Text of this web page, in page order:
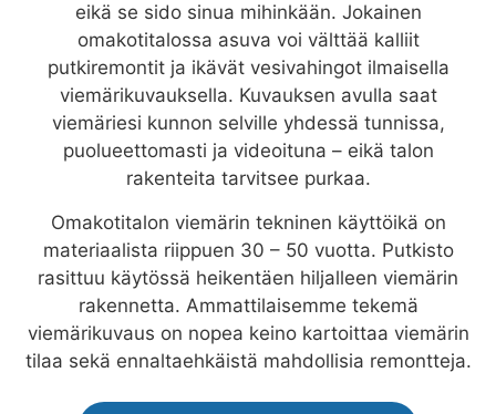
eikä se sido sinua mihinkään. Jokainen
omakotitalossa asuva voi välttää kalliit
putkiremontit ja ikävät vesivahingot ilmaisella
viemärikuvauksella. Kuvauksen avulla saat
viemäriesi kunnon selville yhdessä tunnissa,
puolueettomasti ja videoituna – eikä talon
rakenteita tarvitsee purkaa.
Omakotitalon viemärin tekninen käyttöikä on
materiaalista riippuen 30 – 50 vuotta. Putkisto
rasittuu käytössä heikentäen hiljalleen viemärin
rakennetta. Ammattilaisemme tekemä
viemärikuvaus on nopea keino kartoittaa viemärin
tilaa sekä ennaltaehkäistä mahdollisia remontteja.